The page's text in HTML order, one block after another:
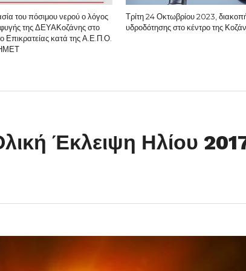
του πόσιμου νερού ο λόγος
της ΔΕΥΑΚοζάνης στο
Επικρατείας κατά της Α.Ε.Π.Ο.
Τρίτη 24 Οκτωβρίου 2023,
υδροδότησης στο κέντρο της
Έκλειψη Ηλίου